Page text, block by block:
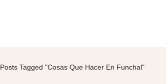
Posts Tagged "cosas Que Hacer En Funchal"